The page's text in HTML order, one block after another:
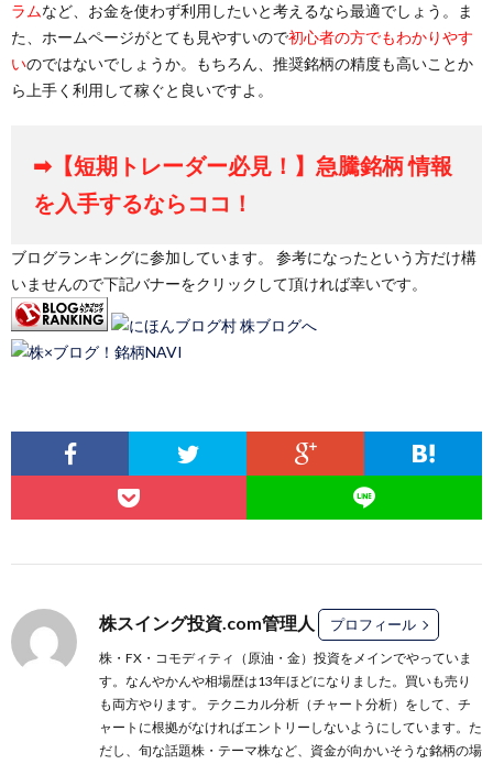
ラムなど、お金を使わず利用したいと考えるなら最適でしょう。ま
た、ホームページがとても見やすいので初心者の方でもわかりやす
いのではないでしょうか。もちろん、推奨銘柄の精度も高いことか
ら上手く利用して稼ぐと良いですよ。
➡【短期トレーダー必見！】急騰銘柄 情報
を入手するならココ！
ブログランキングに参加しています。 参考になったという方だけ構
いませんので下記バナーをクリックして頂ければ幸いです。
株スイング投資.com管理人 プロフィール
株・FX・コモディティ（原油・金）投資をメインでやっていま
す。なんやかんや相場歴は13年ほどになりました。買いも売り
も両方やります。 テクニカル分析（チャート分析）をして、チ
ャートに根拠がなければエントリーしないようにしています。た
だし、旬な話題株・テーマ株など、資金が向かいそうな銘柄の場